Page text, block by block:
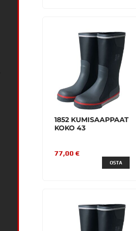
1852 KUMISAAPPAAT
KOKO 43
77,00 €
OSTA